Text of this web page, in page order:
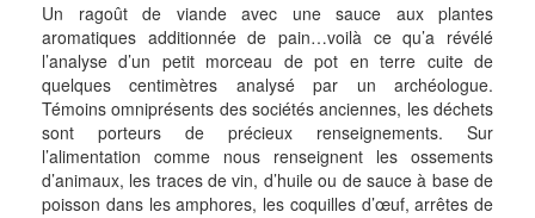
Un ragoût de viande avec une sauce aux plantes
aromatiques additionnée de pain…voilà ce qu’a révélé
l’analyse d’un petit morceau de pot en terre cuite de
quelques centimètres analysé par un archéologue.
Témoins omniprésents des sociétés anciennes, les déchets
sont porteurs de précieux renseignements. Sur
l’alimentation comme nous renseignent les ossements
d’animaux, les traces de vin, d’huile ou de sauce à base de
poisson dans les amphores, les coquilles d’œuf, arrêtes de